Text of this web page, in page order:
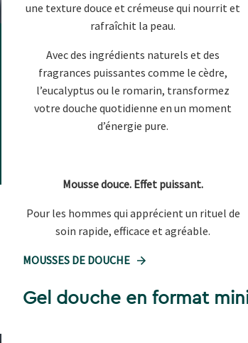
une texture douce et crémeuse qui nourrit et
rafraîchit la peau.
Avec des ingrédients naturels et des
fragrances puissantes comme le cèdre,
l’eucalyptus ou le romarin, transformez
votre douche quotidienne en un moment
d’énergie pure.
Mousse douce. Effet puissant.
Pour les hommes qui apprécient un rituel de
soin rapide, efficace et agréable.
MOUSSES DE DOUCHE
Gel douche en format